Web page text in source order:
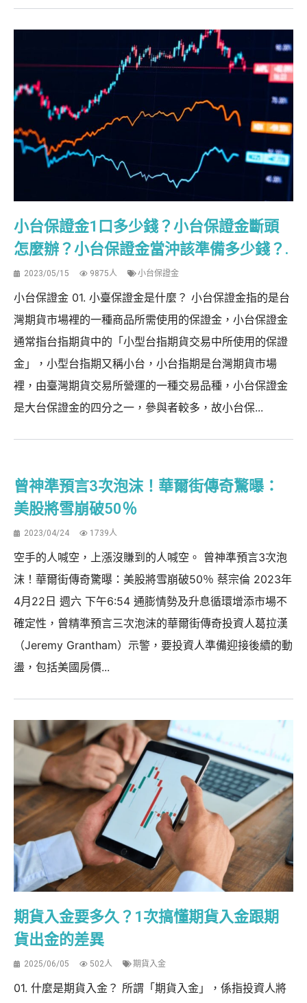
小台保證金1口多少錢？小台保證金斷頭
怎麼辦？小台保證金當沖該準備多少錢？.
2023/05/15 9875人 小台保證金
小台保證金 01. 小臺保證金是什麼？ 小台保證金指的是台
灣期貨市場裡的一種商品所需使用的保證金，小台保證金
通常指台指期貨中的「小型台指期貨交易中所使用的保證
金」，小型台指期又稱小台，小台指期是台灣期貨市場
裡，由臺灣期貨交易所營運的一種交易品種，小台保證金
是大台保證金的四分之一，參與者較多，故小台保...
曾神準預言3次泡沫！華爾街傳奇驚曝：
美股將雪崩破50％
2023/04/24 1739人
空手的人喊空，上漲沒賺到的人喊空。 曾神準預言3次泡
沫！華爾街傳奇驚曝：美股將雪崩破50％ 蔡宗倫 2023年
4月22日 週六 下午6:54 通膨情勢及升息循環增添市場不
確定性，曾精準預言三次泡沫的華爾街傳奇投資人葛拉漢
（Jeremy Grantham）示警，要投資人準備迎接後續的動
盪，包括美國房價...
期貨入金要多久？1次搞懂期貨入金跟期
貨出金的差異
2025/06/05 502人 期貨入金
01. 什麼是期貨入金？ 所謂「期貨入金」，係指投資人將